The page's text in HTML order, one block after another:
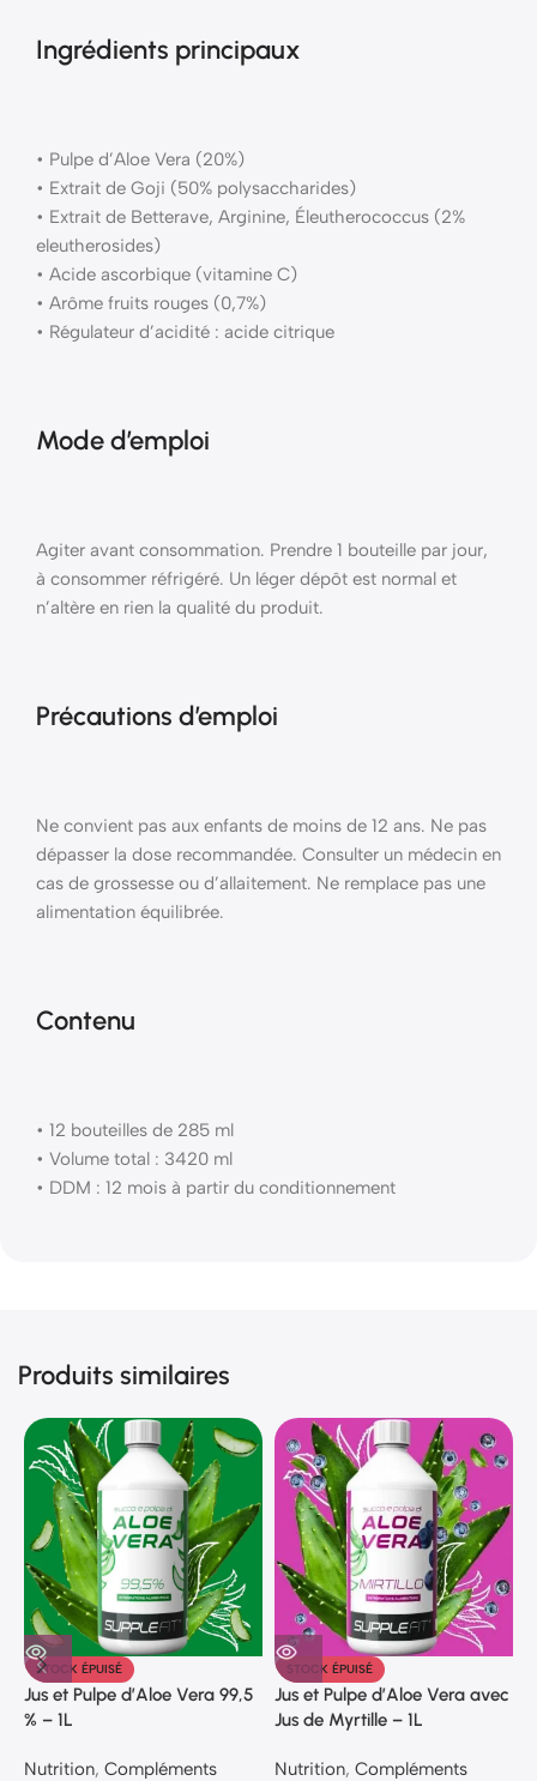
Ingrédients principaux
• Pulpe d’Aloe Vera (20%)
• Extrait de Goji (50% polysaccharides)
• Extrait de Betterave, Arginine, Éleutherococcus (2%
eleutherosides)
• Acide ascorbique (vitamine C)
• Arôme fruits rouges (0,7%)
• Régulateur d’acidité : acide citrique
Mode d’emploi
Agiter avant consommation. Prendre 1 bouteille par jour,
à consommer réfrigéré. Un léger dépôt est normal et
n’altère en rien la qualité du produit.
Précautions d’emploi
Ne convient pas aux enfants de moins de 12 ans. Ne pas
dépasser la dose recommandée. Consulter un médecin en
cas de grossesse ou d’allaitement. Ne remplace pas une
alimentation équilibrée.
Contenu
• 12 bouteilles de 285 ml
• Volume total : 3420 ml
• DDM : 12 mois à partir du conditionnement
Produits similaires
STOCK ÉPUISÉ
Jus et Pulpe d’Aloe Vera 99,5
% – 1L
Nutrition, Compléments
STOCK ÉPUISÉ
Jus et Pulpe d’Aloe Vera avec
Jus de Myrtille – 1L
Nutrition, Compléments